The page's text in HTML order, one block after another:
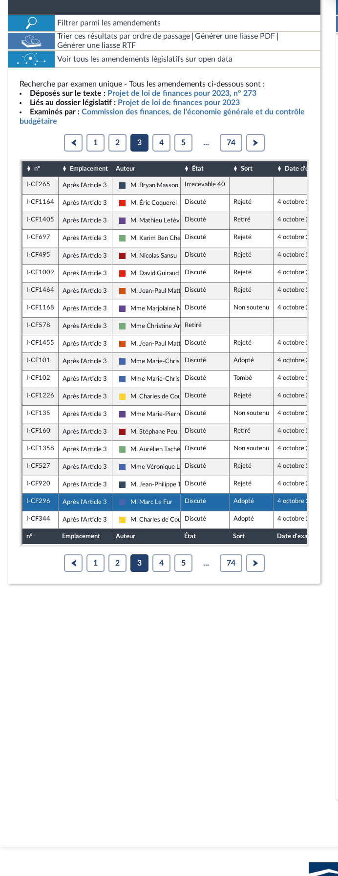
Filtrer parmi les amendements
Trier ces résultats par ordre de passage
Générer une liasse PDF
Générer une liasse RTF
Voir tous les amendements législatifs sur open data
Recherche par examen unique - Tous les amendements ci-dessous sont :
Déposés sur le texte : Projet de loi de finances pour 2023, n° 273
Liés au dossier législatif : Projet de loi de finances pour 2023
Examinés par : Commission des finances, de l'économie générale et du contrôle
budgétaire
1 2 3 4 5 ... 74
n° Emplacement Auteur État Sort Date d'examen
I-CF265 Après l'Article 3
Rassemblement National
M. Bryan Masson Irrecevable 40
I-CF1164 Après l'Article 3
La France insoumise - Nouvelle Union Populaire écologique et sociale
M. Éric Coquerel Discuté Rejeté 4 octobre 2022
I-CF1405 Après l'Article 3
Renaissance
M. Mathieu LefèvreDiscuté Retiré 4 octobre 2022
I-CF697 Après l'Article 3
Écologiste - NUPES
M. Karim Ben CheikhDiscuté Rejeté 4 octobre 2022
I-CF495 Après l'Article 3
Gauche démocrate et républicaine - NUPES
M. Nicolas Sansu Discuté Rejeté 4 octobre 2022
I-CF1009 Après l'Article 3
La France insoumise - Nouvelle Union Populaire écologique et sociale
M. David Guiraud Discuté Rejeté 4 octobre 2022
I-CF1464 Après l'Article 3
Démocrate (MoDem et Indépendants)
M. Jean-Paul MatteiDiscuté Rejeté 4 octobre 2022
I-CF1168 Après l'Article 3
Renaissance
Mme Marjolaine Meynier-Millefert
Discuté Non soutenu 4 octobre 2022
I-CF578 Après l'Article 3
Écologiste - NUPES
Mme Christine ArrighiRetiré
I-CF1455 Après l'Article 3
Démocrate (MoDem et Indépendants)
M. Jean-Paul MatteiDiscuté Rejeté 4 octobre 2022
I-CF101 Après l'Article 3
Les Républicains
Mme Marie-Christine Dalloz
Discuté Adopté 4 octobre 2022
I-CF102 Après l'Article 3
Les Républicains
Mme Marie-Christine Dalloz
Discuté Tombé 4 octobre 2022
I-CF1226 Après l'Article 3
Libertés, Indépendants, Outre-mer et Territoires
M. Charles de CoursonDiscuté Rejeté 4 octobre 2022
I-CF135 Après l'Article 3
Renaissance
Mme Marie-Pierre Rixain
Discuté Non soutenu 4 octobre 2022
I-CF160 Après l'Article 3
Gauche démocrate et républicaine - NUPES
M. Stéphane Peu Discuté Retiré 4 octobre 2022
I-CF1358 Après l'Article 3
Écologiste - NUPES
M. Aurélien Taché Discuté Non soutenu 4 octobre 2022
I-CF527 Après l'Article 3
Les Républicains
Mme Véronique Louwagie
Discuté Rejeté 4 octobre 2022
I-CF920 Après l'Article 3
Rassemblement National
M. Jean-Philippe Tanguy
Discuté Rejeté 4 octobre 2022
I-CF296 Après l'Article 3
Les Républicains
M. Marc Le Fur Discuté Adopté 4 octobre 2022
I-CF344 Après l'Article 3
Libertés, Indépendants, Outre-mer et Territoires
M. Charles de CoursonDiscuté Adopté 4 octobre 2022
n° Emplacement Auteur État Sort Date d'examen
1 2 3 4 5 ... 74